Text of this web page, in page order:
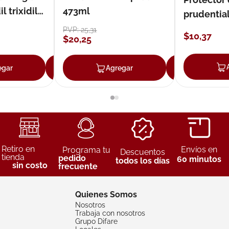
trixidil
Agregar
473ml
PVP:25,31
$20,25
Agregar
$10,37
Retiro en
tienda
sin costo
Programa tu
pedido
frecuente
Descuentos
todos los días
Envíos en
60 minutos
Quienes Somos
Nosotros
Trabaja con nosotros
Grupo Difare